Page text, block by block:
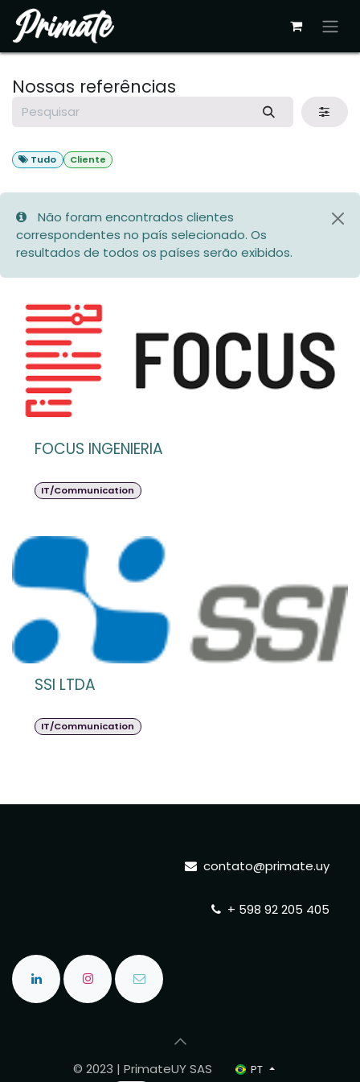
Pular para o conteúdo
Nossas referências
Tudo Cliente
Não foram encontrados clientes
correspondentes no país selecionado. Os
resultados de todos os países serão exibidos.
FOCUS INGENIERIA
IT/Communication
SSI LTDA
IT/Communication
contato@primate.uy
+ 598 92 205 405
© 2023 | PrimateUY SAS PT